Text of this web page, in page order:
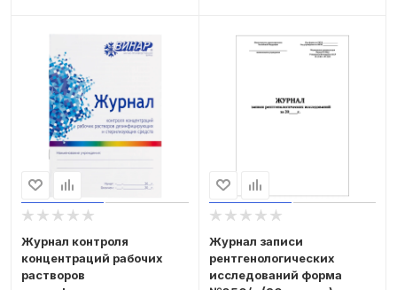
Журнал контроля
концентраций рабочих
растворов
Журнал записи
рентгенологических
исследований форма